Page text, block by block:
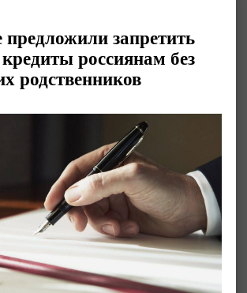
предложили запретить
россиянам без
родственников